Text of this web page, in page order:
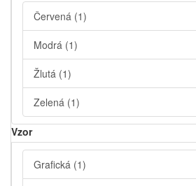
Červená (1)
Modrá (1)
Žlutá (1)
Zelená (1)
Vzor
Grafická (1)